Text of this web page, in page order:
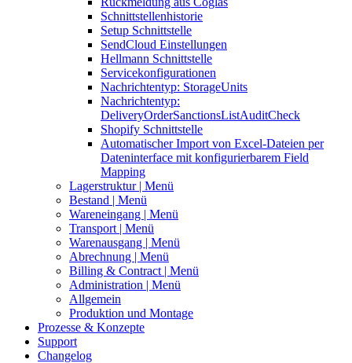
Schnittstellenhistorie
Setup Schnittstelle
SendCloud Einstellungen
Hellmann Schnittstelle
Servicekonfigurationen
Nachrichtentyp: StorageUnits
Nachrichtentyp:
DeliveryOrderSanctionsListAuditCheck
Shopify Schnittstelle
Automatischer Import von Excel-Dateien per
Dateninterface mit konfigurierbarem Field
Mapping
Lagerstruktur | Menü
Bestand | Menü
Wareneingang | Menü
Transport | Menü
Warenausgang | Menü
Abrechnung | Menü
Billing & Contract | Menü
Administration | Menü
Allgemein
Produktion und Montage
Prozesse & Konzepte
Support
Changelog